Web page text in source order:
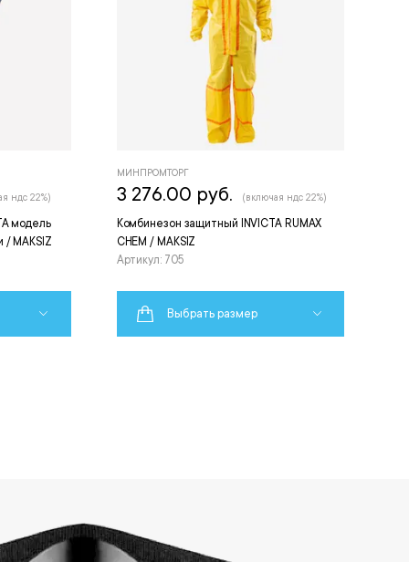
модель
/ MAKSIZ
ндс 22%)
Комбинезон защитный INVICTA RUMAX
CHEM / MAKSIZ
Артикул: 705
МИНПРОМТОРГ
3 276.00 руб. (включая ндс 22%)
Выбрать размер